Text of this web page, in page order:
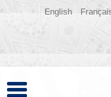
English